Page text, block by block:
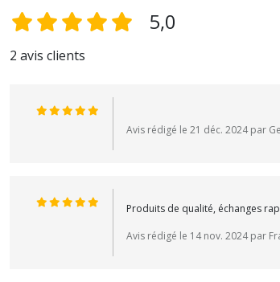
5,0
2 avis clients
Avis rédigé le 21 déc. 2024 par
Produits de qualité, échanges
Avis rédigé le 14 nov. 2024 par